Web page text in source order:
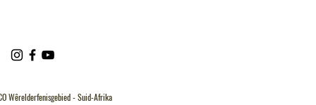
Wêrelderfenisgebied - Suid-Afrika